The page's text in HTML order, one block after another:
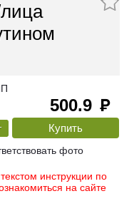
500.9 руб
фото
инструкции по
на сайте